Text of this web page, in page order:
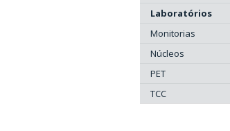
Laboratórios
Monitorias
Núcleos
PET
TCC